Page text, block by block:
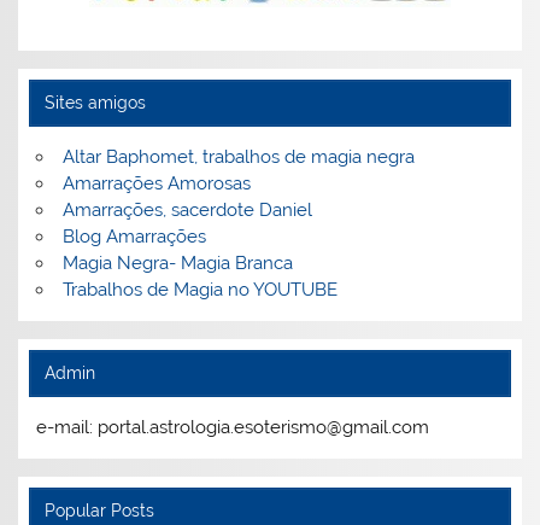
Sites amigos
Altar Baphomet, trabalhos de magia negra
Amarrações Amorosas
Amarrações, sacerdote Daniel
Blog Amarrações
Magia Negra- Magia Branca
Trabalhos de Magia no YOUTUBE
Admin
e-mail: portal.astrologia.esoterismo@gmail.com
Popular Posts